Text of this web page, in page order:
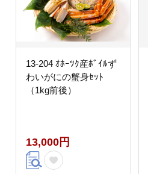
13-204 ｵﾎｰﾂｸ産ﾎﾞｲﾙず
わいがにの蟹身ｾｯﾄ
（1kg前後）
13,000円